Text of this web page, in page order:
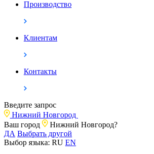
Производство
Клиентам
Контакты
Введите запрос
Нижний Новгород
Ваш город
Нижний Новгород?
ДА Выбрать другой
Выбор языка: RU EN